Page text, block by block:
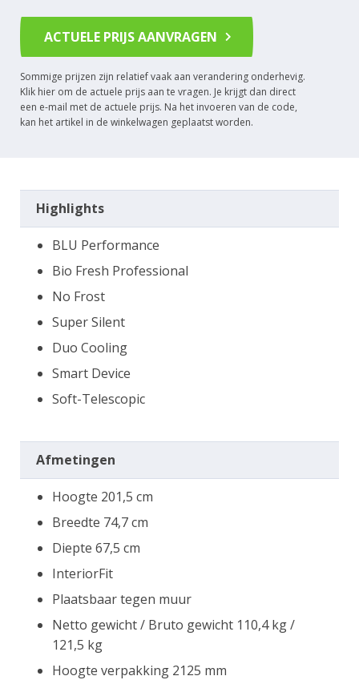
ACTUELE PRIJS AANVRAGEN
Sommige prijzen zijn relatief vaak aan verandering onderhevig.
Klik hier om de actuele prijs aan te vragen. Je krijgt dan direct
een e-mail met de actuele prijs. Na het invoeren van de code,
kan het artikel in de winkelwagen geplaatst worden.
Highlights
BLU Performance
Bio Fresh Professional
No Frost
Super Silent
Duo Cooling
Smart Device
Soft-Telescopic
Afmetingen
Hoogte 201,5 cm
Breedte 74,7 cm
Diepte 67,5 cm
InteriorFit
Plaatsbaar tegen muur
Netto gewicht / Bruto gewicht 110,4 kg /
121,5 kg
Hoogte verpakking 2125 mm